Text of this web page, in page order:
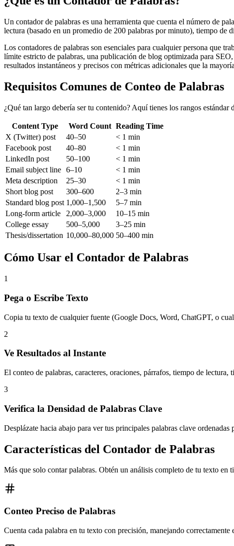
Un contador de palabras es una herramienta que cuenta el número de
lectura (basado en un promedio de 200 palabras por minuto), tiempo
Los contadores de palabras son esenciales para cualquier persona que
límite estricto de palabras, una publicación de blog optimizada para
resultados instantáneos y precisos con métricas adicionales que la
Requisitos Comunes de Conteo de Palabras
¿Qué tan largo debería ser tu contenido? Aquí tienes los rangos estándar
Content Type Word Count Reading Time
X (Twitter) post
40–50
< 1 min
Facebook post
40–80
< 1 min
LinkedIn post
50–100
< 1 min
Email subject line 6–10
< 1 min
Meta description
25–30
< 1 min
Short blog post
300–600
2–3 min
Standard blog post 1,000–1,500
5–7 min
Long-form article
2,000–3,000
10–15 min
College essay
500–5,000
3–25 min
Thesis/dissertation 10,000–80,000 50–400 min
Cómo Usar el Contador de Palabras
1
Pega o Escribe Texto
Copia tu texto de cualquier fuente (Google Docs, Word, ChatGPT, o
2
Ve Resultados al Instante
El conteo de palabras, caracteres, oraciones, párrafos, tiempo de
3
Verifica la Densidad de Palabras Clave
Desplázate hacia abajo para ver tus principales palabras clave
Características del Contador de Palabras
Más que solo contar palabras. Obtén un análisis completo de tu texto en
Conteo Preciso de Palabras
Cuenta cada palabra en tu texto con precisión, manejando